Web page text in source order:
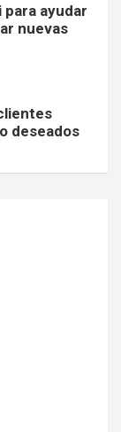
para ayudar
nuevas
deseados